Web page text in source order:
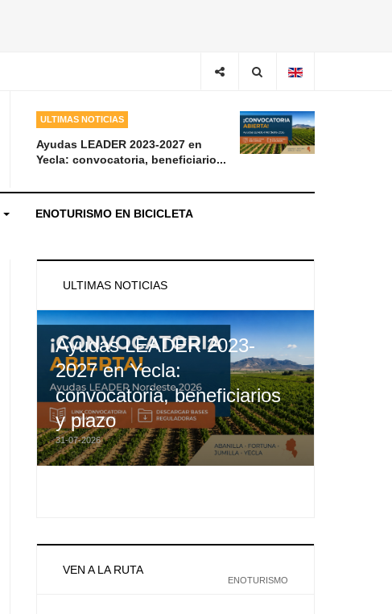
ULTIMAS NOTICIAS
Ayudas LEADER 2023-2027 en
Yecla: convocatoria, beneficiario...
ENOTURISMO EN BICICLETA
ULTIMAS NOTICIAS
Ayudas LEADER 2023-
2027 en Yecla:
convocatoria, beneficiarios
y plazo
31-07-2026
VEN A LA RUTA
ENOTURISMO